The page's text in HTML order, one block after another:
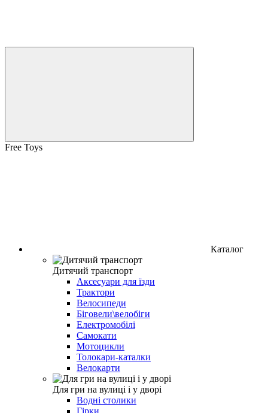
Free Toys
Каталог
Дитячий транспорт
Аксесуари для їзди
Трактори
Велосипеди
Біговели\велобіги
Електромобілі
Самокати
Мотоцикли
Толокари-каталки
Велокарти
Для гри на вулиці і у дворі
Водні столики
Гірки